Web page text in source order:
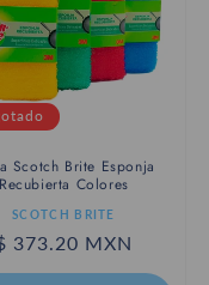
Scotch Brite Esponja
Recubierta Colores
SCOTCH BRITE
373.20 MXN